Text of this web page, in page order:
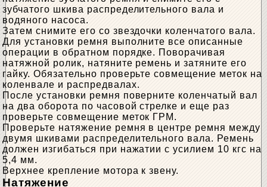
зубчатого шкива распределительного вала и
водяного насоса.
Затем снимите его со звездочки коленчатого вала.
Для установки ремня выполните все описанные
операции в обратном порядке. Поворачивая
натяжной ролик, натяните ремень и затяните его
гайку. Обязательно проверьте совмещение меток на
коленвале и распредвалах.
После установки ремня поверните коленчатый вал
на два оборота по часовой стрелке и еще раз
проверьте совмещение меток ГРМ.
Проверьте натяжение ремня в центре ремня между
двумя шкивами распределительного вала. Ремень
должен изгибаться при нажатии с усилием 10 кгс на
5,4 мм.
Верхнее крепление мотора к звену.
Натяжение